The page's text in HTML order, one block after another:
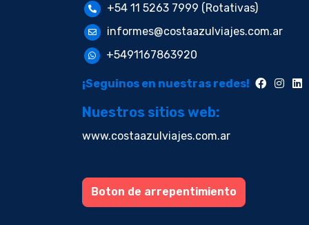
+54 11 5263 7999 (Rotativas)
informes@costaazulviajes.com.ar
+5491167863920
¡Seguinos en nuestras redes!
Nuestros sitios web:
www.costaazulviajes.com.ar
Boton de arrepentimiento